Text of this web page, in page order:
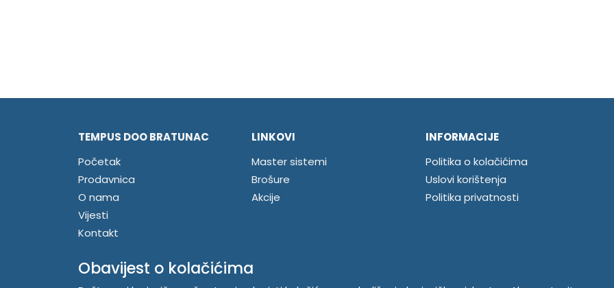
TEMPUS DOO BRATUNAC
Početak
Prodavnica
O nama
Vijesti
Kontakt
Prijavite se
LINKOVI
Master sistemi
Brošure
Akcije
INFORMACIJE
Politika o kolačićima
Uslovi korištenja
Politika privatnosti
Obavijest o kolačićima